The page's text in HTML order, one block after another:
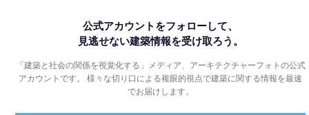
公式アカウントをフォローして、
見逃せない建築情報を受け取ろう。
「建築と社会の関係を視覚化する」メディア、アーキテクチャーフォトの公式
アカウントです。様々な切り口による複眼的視点で建築に関する情報を最速
でお届けします。